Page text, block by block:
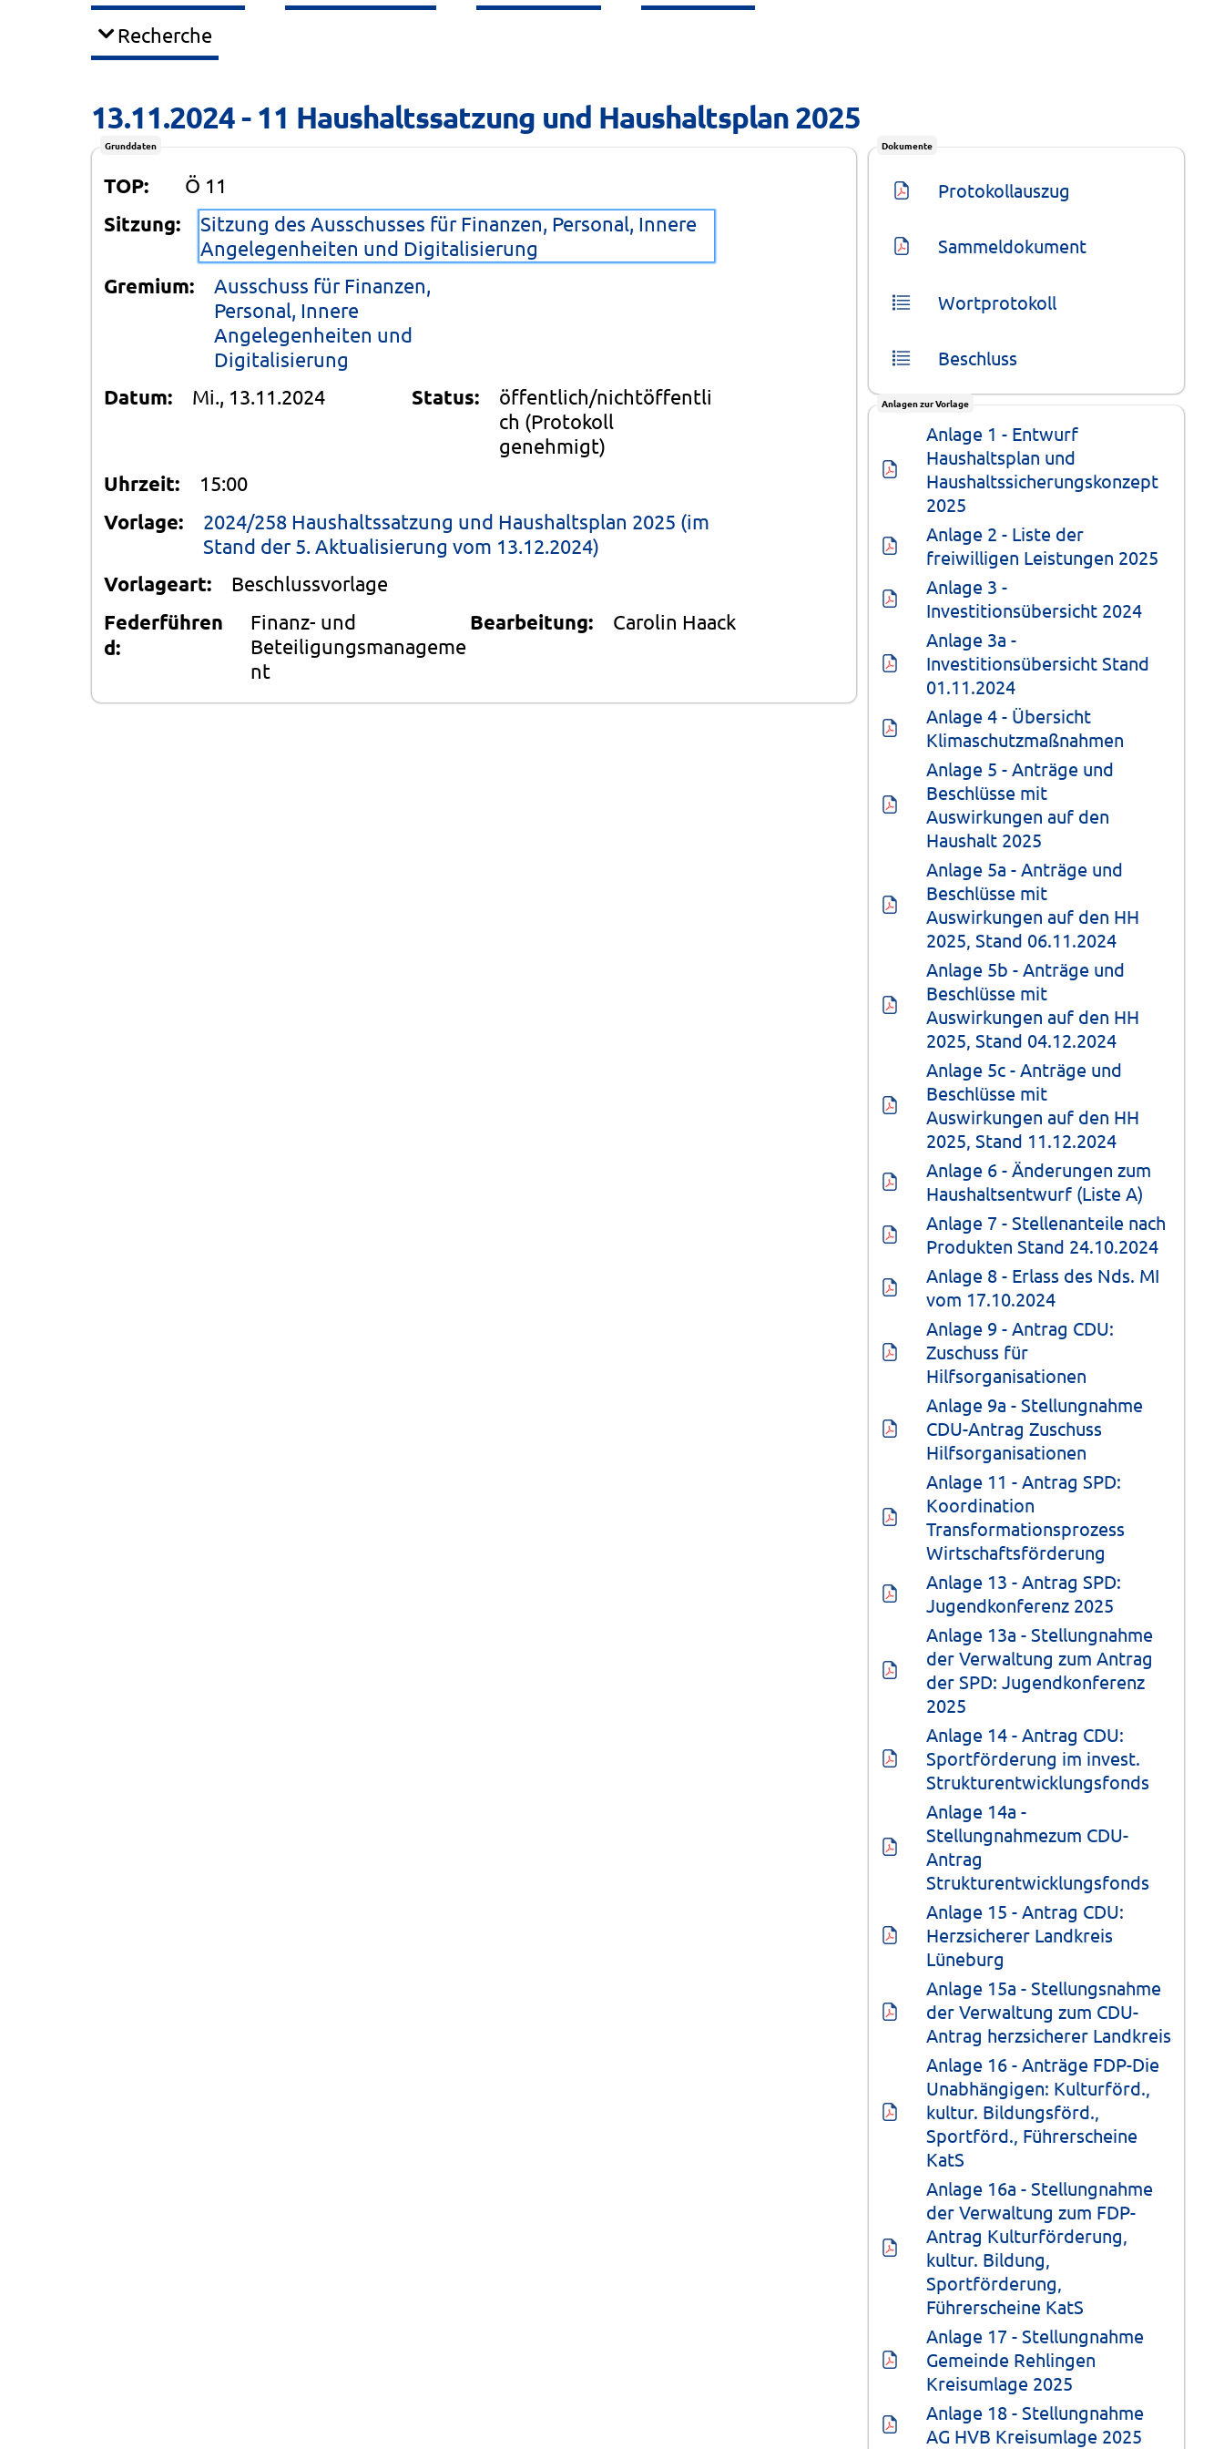
Recherche
13.11.2024 - 11 Haushaltssatzung und Haushaltsplan 2025
Grunddaten
TOP: Ö 11
Sitzung:
Sitzung des Ausschusses für Finanzen, Personal, Innere
Angelegenheiten und Digitalisierung
Gremium:
Ausschuss für Finanzen,
Personal, Innere
Angelegenheiten und
Digitalisierung
Datum: Mi., 13.11.2024 Status:
öffentlich/nichtöffentli
ch (Protokoll
genehmigt)
Uhrzeit: 15:00
Vorlage:
2024/258 Haushaltssatzung und Haushaltsplan 2025 (im
Stand der 5. Aktualisierung vom 13.12.2024)
Vorlageart: Beschlussvorlage
Federführen
d:
Finanz- und
Beteiligungsmanageme
nt
Bearbeitung: Carolin Haack
Dokumente
Protokollauszug
Sammeldokument
Wortprotokoll
Beschluss
Anlagen zur Vorlage
Anlage 1 - Entwurf
Haushaltsplan und
Haushaltssicherungskonzept
2025
Anlage 2 - Liste der
freiwilligen Leistungen 2025
Anlage 3 -
Investitionsübersicht 2024
Anlage 3a -
Investitionsübersicht Stand
01.11.2024
Anlage 4 - Übersicht
Klimaschutzmaßnahmen
Anlage 5 - Anträge und
Beschlüsse mit
Auswirkungen auf den
Haushalt 2025
Anlage 5a - Anträge und
Beschlüsse mit
Auswirkungen auf den HH
2025, Stand 06.11.2024
Anlage 5b - Anträge und
Beschlüsse mit
Auswirkungen auf den HH
2025, Stand 04.12.2024
Anlage 5c - Anträge und
Beschlüsse mit
Auswirkungen auf den HH
2025, Stand 11.12.2024
Anlage 6 - Änderungen zum
Haushaltsentwurf (Liste A)
Anlage 7 - Stellenanteile nach
Produkten Stand 24.10.2024
Anlage 8 - Erlass des Nds. MI
vom 17.10.2024
Anlage 9 - Antrag CDU:
Zuschuss für
Hilfsorganisationen
Anlage 9a - Stellungnahme
CDU-Antrag Zuschuss
Hilfsorganisationen
Anlage 11 - Antrag SPD:
Koordination
Transformationsprozess
Wirtschaftsförderung
Anlage 13 - Antrag SPD:
Jugendkonferenz 2025
Anlage 13a - Stellungnahme
der Verwaltung zum Antrag
der SPD: Jugendkonferenz
2025
Anlage 14 - Antrag CDU:
Sportförderung im invest.
Strukturentwicklungsfonds
Anlage 14a -
Stellungnahmezum CDU-
Antrag
Strukturentwicklungsfonds
Anlage 15 - Antrag CDU:
Herzsicherer Landkreis
Lüneburg
Anlage 15a - Stellungsnahme
der Verwaltung zum CDU-
Antrag herzsicherer Landkreis
Anlage 16 - Anträge FDP-Die
Unabhängigen: Kulturförd.,
kultur. Bildungsförd.,
Sportförd., Führerscheine
KatS
Anlage 16a - Stellungnahme
der Verwaltung zum FDP-
Antrag Kulturförderung,
kultur. Bildung,
Sportförderung,
Führerscheine KatS
Anlage 17 - Stellungnahme
Gemeinde Rehlingen
Kreisumlage 2025
Anlage 18 - Stellungnahme
AG HVB Kreisumlage 2025